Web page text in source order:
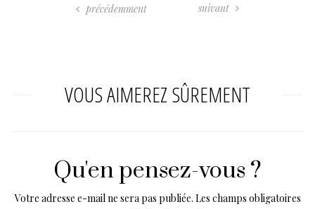
précédemment suivant
VOUS AIMEREZ SÛREMENT
Qu'en pensez-vous ?
Votre adresse e-mail ne sera pas publiée. Les champs obligatoires